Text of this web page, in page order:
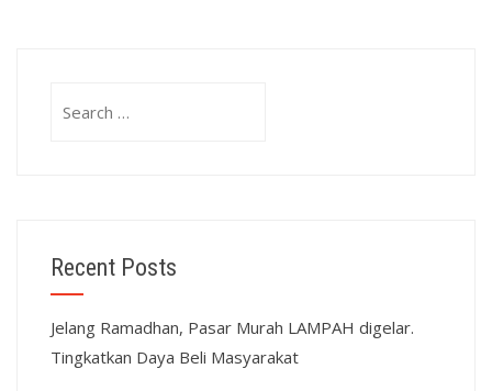
for:
Recent Posts
Jelang Ramadhan, Pasar Murah LAMPAH digelar.
Tingkatkan Daya Beli Masyarakat